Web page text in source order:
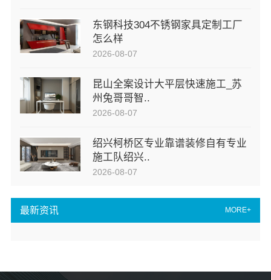
最新资讯 MORE+
东钢科技304不锈钢家具定制工厂
怎么样
2026-08-07
昆山全案设计大平层快速施工_苏
州兔哥哥智..
2026-08-07
绍兴柯桥区专业靠谱装修自有专业
施工队绍兴..
2026-08-07